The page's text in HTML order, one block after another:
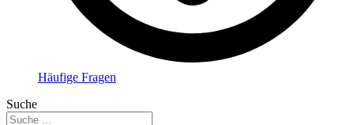
Häufige Fragen
Suche